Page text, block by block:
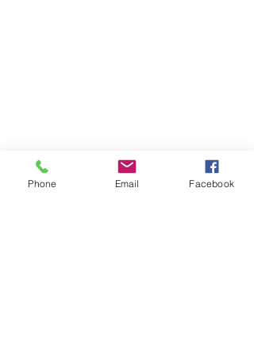
Phone Email Facebook